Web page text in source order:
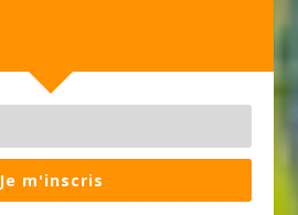
Je m'inscris